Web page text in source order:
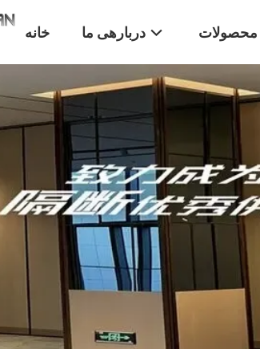
خانه دربارهی ما محصولات